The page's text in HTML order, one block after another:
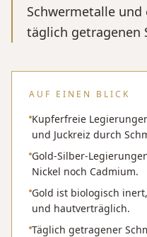
Schwermetalle
täglich getragenen
AUF EINEN BLICK
Kupferfreie
und Juckreiz durch
Gold-Silber-
Nickel noch Cadmium.
Gold ist biologisch
und hautverträglich.
Täglich getragener